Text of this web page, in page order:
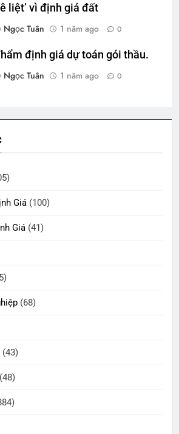
liệt’ vì định giá đất
Ngọc Tuân
1 năm ago 0
định giá dự toán gói thầu.
Ngọc Tuân
1 năm ago 0
Giá (100)
Giá (41)
(68)
(43)
(48)